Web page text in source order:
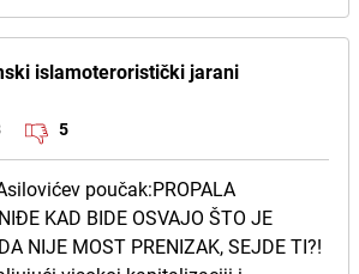
islamoteroristički jarani
5
poučak:PROPALA
KAD BIDE OSVAJO ŠTO JE
NIJE MOST PRENIZAK, SEJDE TI?!